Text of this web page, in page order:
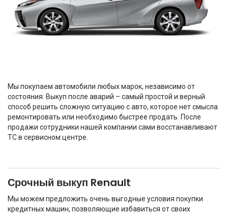
Мы покупаем автомобили любых марок, независимо от
состояния. Выкуп после аварий – самый простой и верный
способ решить сложную ситуацию с авто, которое нет смысла
ремонтировать или необходимо быстрее продать. После
продажи сотрудники нашей компании сами восстанавливают
ТС в сервисном центре.
Срочный выкуп Renault
Мы можем предложить очень выгодные условия покупки
кредитных машин, позволяющие избавиться от своих